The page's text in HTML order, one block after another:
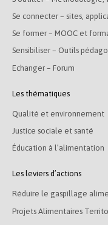
Se connecter – sites,
Se former – MOOC et
Sensibiliser – Outils
Echanger – Forum
Les thématiques
Qualité et environnement
Justice sociale et santé
Éducation à l’alimentation
Les leviers d’actions
Réduire le gaspillage
Projets Alimentaires